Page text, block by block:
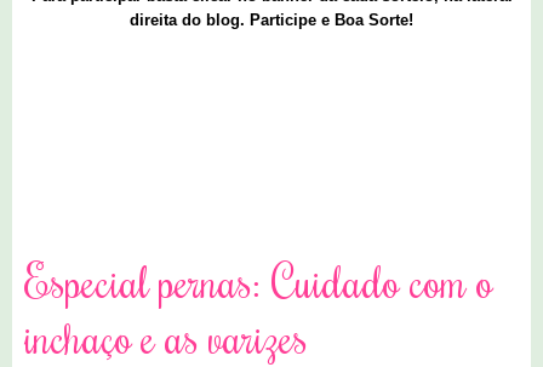
direita do blog. Participe e Boa Sorte!
Especial pernas: Cuidado com o
inchaço e as varizes